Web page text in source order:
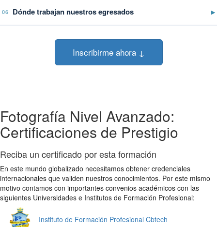
06 Dónde trabajan nuestros egresados ▶
Inscribirme ahora ↓
Fotografía Nivel Avanzado:
Certificaciones de Prestigio
Reciba un certificado por esta formación
En este mundo globalizado necesitamos obtener credenciales
internacionales que validen nuestros conocimientos. Por este mismo
motivo contamos con importantes convenios académicos con las
siguientes Universidades e Institutos de Formación Profesional:
Instituto de Formación Profesional Cbtech